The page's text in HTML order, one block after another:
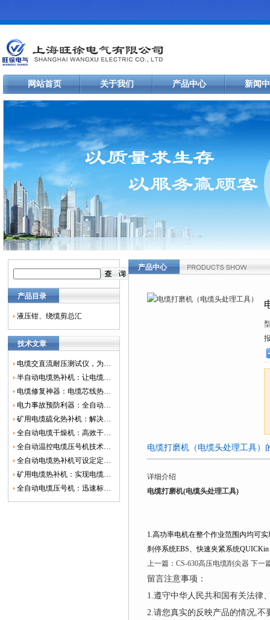
网站首页 关于我们 产品中心 新闻
产品目录
液压钳、绕缆剪总汇
技术文章
电缆交直流耐压测试仪，为电网安全保驾护航
半自动电缆热补机：让电缆修复更简单、更高效！
电缆修复神器：电缆芯线热补机如何保障电网安全？
电力事故预防利器：全自动控温电缆热补机
矿用电缆硫化热补机：解决矿山电缆故障的新选择
全自动电缆干燥机：高效干燥，电缆质量
全自动温控电缆压号机技术革新：数字化标识的新趋势
全自动电缆热补机可设定定时功能，实现自动化热补
矿用电缆热补机：实现电缆故障修复的高效装置
全自动电缆压号机：迅速标识电缆的利器
产品中心
电缆打磨机（电缆头处理工具）
详细介绍
电缆打磨机(电缆头处理工具)
1.高功率电机在整个作业范围内均可
刹停系统EBS、快速夹紧系统
上一篇： CS-630高压电缆削尖器 下一
留言注意事项：
1.遵守中华人民共和国有关法律
2.请您真实的反映产品的情况,